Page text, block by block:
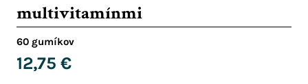
multivitamínmi
60 gumíkov
12,75 €